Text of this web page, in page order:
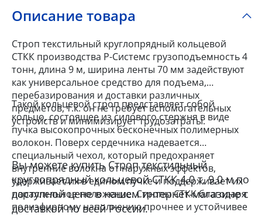
Описание товара
Строп текстильный круглопрядный кольцевой
СТКК производства Р-Системс грузоподъемность 4
тонн, длина 9 м, ширина ленты 70 мм задействуют
как универсальное средство для подъема,
перебазирования и доставки различных
предметов, т.к. он не требует вспомогательных
устройств и минимизирует трудозатраты.
Такой кольцевой строп представляет собой
кольцо, состоящее из силового стержня в виде
пучка высокопрочных бесконечных полимерных
волокон. Поверх сердечника надевается
специальный чехол, который предохраняет
внутренние волокна от наружных эффектов,
удерживает их в едином пучке и поддерживает их
параллельное положение. Стропы СТКК благодаря
полиэфирному наполнению прочнее и устойчивее
Вы можете купить Строп текстильный
круглопрядный кольцевой СТКК 4,0 т, 9,0 м по
доступной цене в нашем интернет-магазине с
доставкой по всей России.